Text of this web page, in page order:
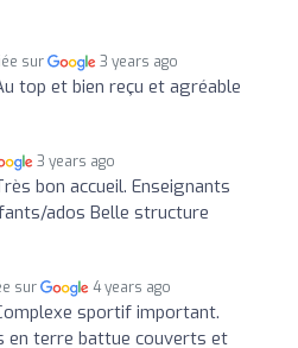
sur 3 years ago
top et bien reçu et agréable
3 years ago
bon accueil. Enseignants
ados Belle structure
sur 4 years ago
sportif important.
en terre battue couverts et